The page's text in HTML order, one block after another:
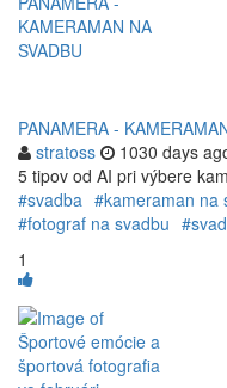
PANAMERA -
stratoss
1030 days
5 tipov od AI pri výbere
#svadba #kameraman na
#fotograf na svadbu
1